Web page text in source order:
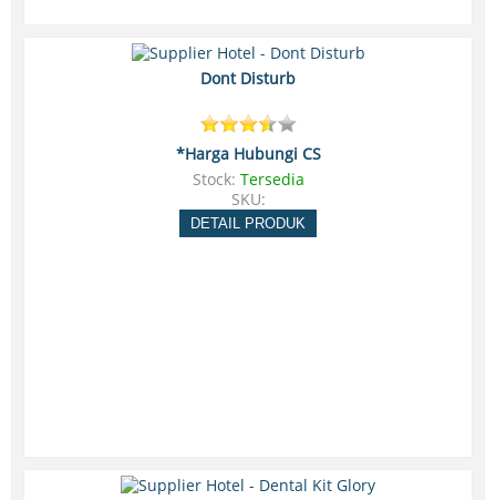
Dont Disturb
*Harga Hubungi CS
Stock: Tersedia
SKU:
DETAIL PRODUK